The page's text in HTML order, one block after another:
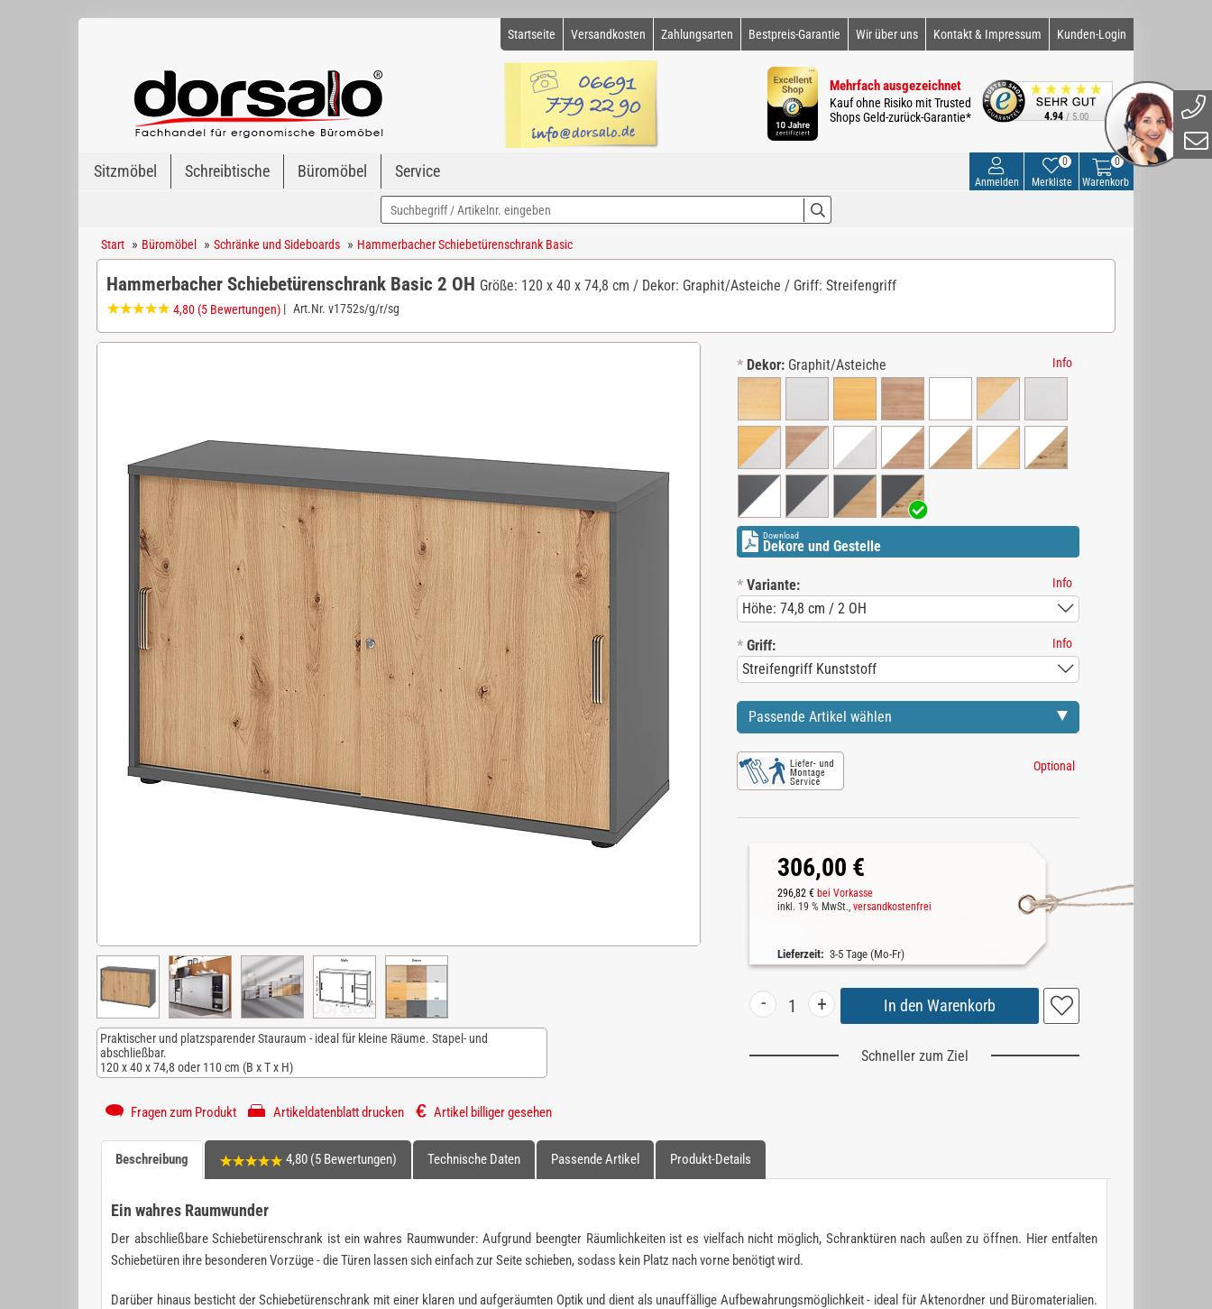
Startseite Versandkosten Zahlungsarten Bestpreis-Garantie Wir über uns Kontakt & Impressum Kunden-Login
Mehrfach ausgezeichnet
Kauf ohne Risiko mit Trusted
Shops Geld-zurück-Garantie*
4.94 / 5.00
Sitzmöbel Schreibtische Büromöbel Service
0
Warenkorb
Merkliste
0
Anmelden
Start » Büromöbel » Schränke und Sideboards » Hammerbacher Schiebetürenschrank Basic
Hammerbacher Schiebetürenschrank Basic 2 OH Größe: 120 x 40 x 74,8 cm / Dekor: Graphit/Asteiche / Griff: Streifengriff
4,80 (5 Bewertungen) | Art.Nr. v1752s/g/r/sg
Praktischer und platzsparender Stauraum - ideal für kleine Räume. Stapel- und
abschließbar.
120 x 40 x 74,8 oder 110 cm (B x T x H)
* Dekor: Graphit/Asteiche Info
Download
Dekore und Gestelle
* Variante: Info
* Griff: Info
Passende Artikel wählen
Optional
306,00 €
296,82 € bei Vorkasse
inkl. 19 % MwSt., versandkostenfrei
Lieferzeit: 3-5 Tage (Mo-Fr)
- +
Schneller zum Ziel
Fragen zum Produkt Artikeldatenblatt drucken Artikel billiger gesehen
Beschreibung 4,80 (5 Bewertungen) Technische Daten Passende Artikel Produkt-Details
Ein wahres Raumwunder
Der abschließbare Schiebetürenschrank ist ein wahres Raumwunder: Aufgrund beengter Räumlichkeiten ist es vielfach nicht möglich, Schranktüren nach außen zu öffnen. Hier entfalten
Schiebetüren ihre besonderen Vorzüge - die Türen lassen sich einfach zur Seite schieben, sodass kein Platz nach vorne benötigt wird.
Darüber hinaus besticht der Schiebetürenschrank mit einer klaren und aufgeräumten Optik und dient als unauffällige Aufbewahrungsmöglichkeit - ideal für Aktenordner und Büromaterialien.